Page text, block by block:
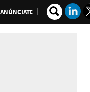
ANÚNCIATE